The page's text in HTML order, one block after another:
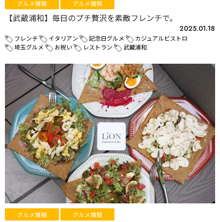
グルメ情報 グルメ情報
【武蔵浦和】毎日のプチ贅沢を素敵フレンチで。
2025.01.18
フレンチ イタリアン 記念日グルメ
カジュアルビストロ
埼玉グルメ
お祝い レストラン 武蔵浦和
グルメ情報 グルメ情報